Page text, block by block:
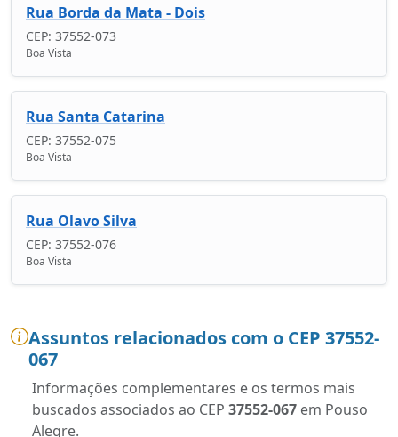
Rua Borda da Mata - Dois
CEP: 37552-073
Boa Vista
Rua Santa Catarina
CEP: 37552-075
Boa Vista
Rua Olavo Silva
CEP: 37552-076
Boa Vista
Assuntos relacionados com o CEP 37552-
067
Informações complementares e os termos mais
buscados associados ao CEP 37552-067 em Pouso
Alegre.